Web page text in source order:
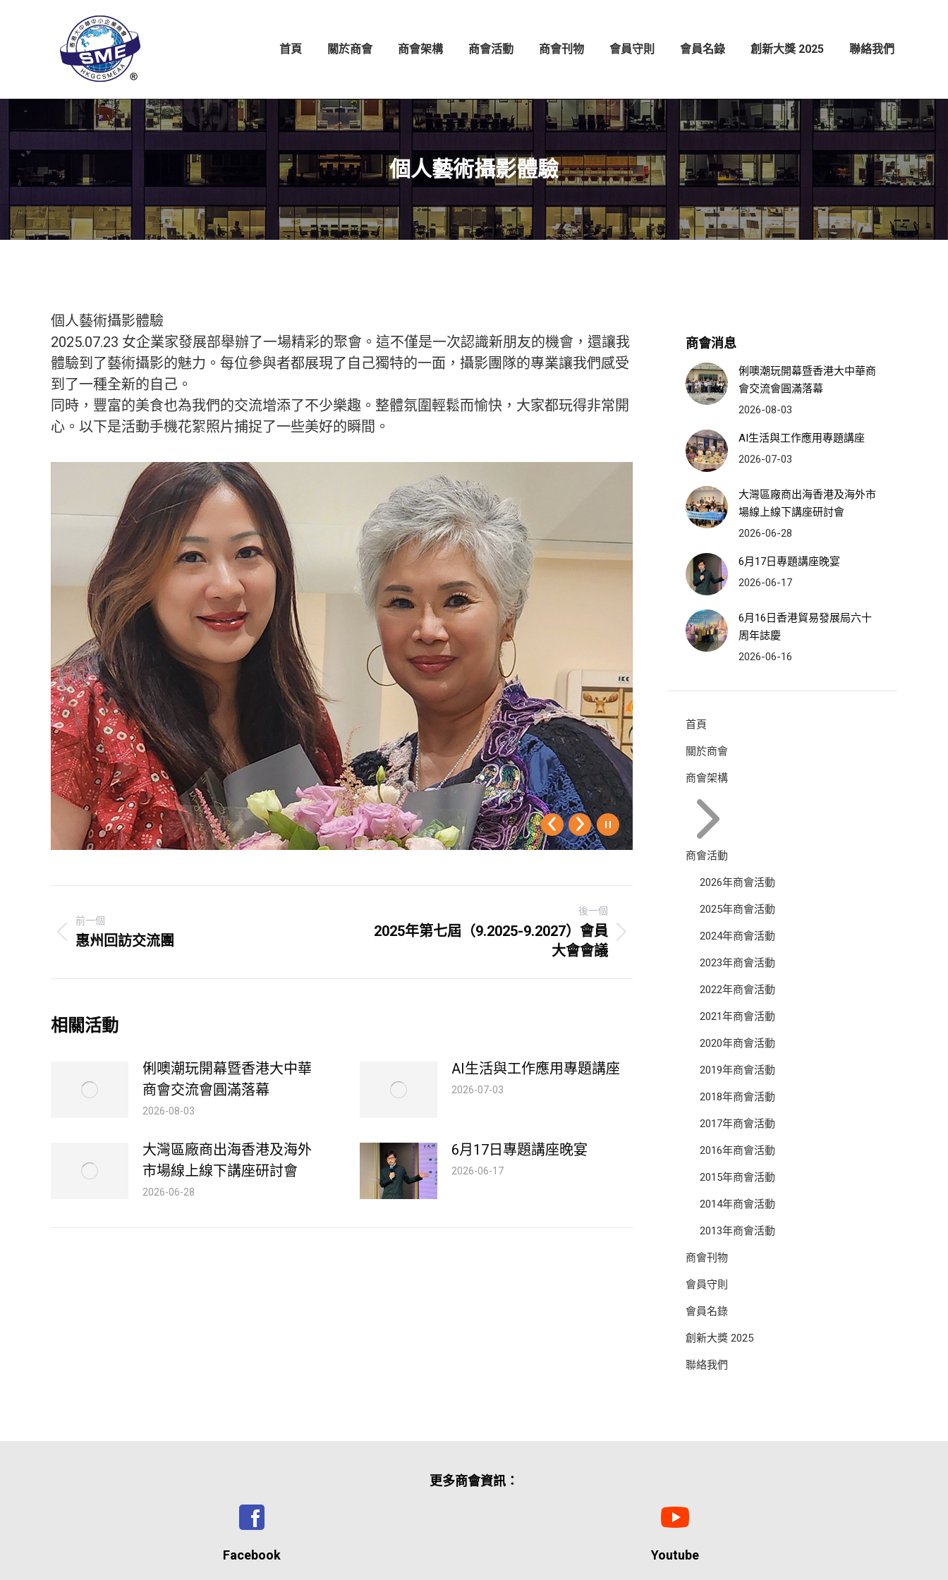
首頁 關於商會 商會架構 商會活動 商會刊物 會員守則 會員名錄 創新大獎 2025 聯絡我們
個人藝術攝影體驗
個人藝術攝影體驗
2025.07.23 女企業家發展部舉辦了一場精彩的聚會。這不僅是一次認識新朋友的機會，還讓我
體驗到了藝術攝影的魅力。每位參與者都展現了自己獨特的一面，攝影團隊的專業讓我們感受
到了一種全新的自己。
同時，豐富的美食也為我們的交流增添了不少樂趣。整體氛圍輕鬆而愉快，大家都玩得非常開
心。以下是活動手機花絮照片捕捉了一些美好的瞬間。
navigation
前一個
Previous
惠州回訪交流團
後一個
Next
2025年第七屆（9.2025-9.2027）會員
大會會議
相關活動
俐噢潮玩開幕暨香港大中華
商會交流會圓滿落幕
2026-08-03
AI生活與工作應用專題講座
2026-07-03
大灣區廠商出海香港及海外
市場線上線下講座研討會
2026-06-28
6月17日專題講座晚宴
2026-06-17
商會消息
俐噢潮玩開幕暨香港大中華商
會交流會圓滿落幕
2026-08-03
AI生活與工作應用專題講座
2026-07-03
大灣區廠商出海香港及海外市
場線上線下講座研討會
2026-06-28
6月17日專題講座晚宴
2026-06-17
6月16日香港貿易發展局六十
周年誌慶
2026-06-16
首頁
關於商會
商會架構
商會活動
2026年商會活動
2025年商會活動
2024年商會活動
2023年商會活動
2022年商會活動
2021年商會活動
2020年商會活動
2019年商會活動
2018年商會活動
2017年商會活動
2016年商會活動
2015年商會活動
2014年商會活動
2013年商會活動
商會刊物
會員守則
會員名錄
創新大獎 2025
聯絡我們
更多商會資訊：
Facebook Youtube